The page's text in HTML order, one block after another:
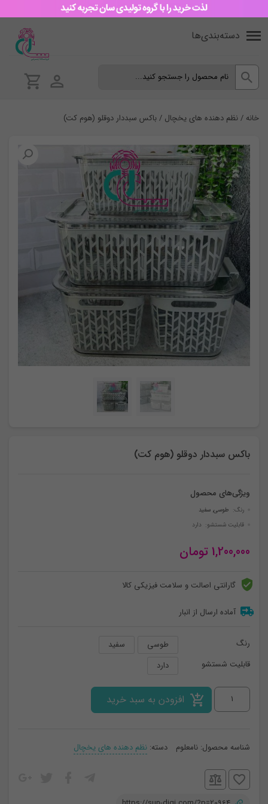
دسته‌بندی‌ها
خانه /نظم دهنده های یخچال / باکس سبددار دوقلو (هوم کت)
باکس سبددار دوقلو (هوم کت)
ویژگی‌های محصول
رنگ: طوسی, سفید
قابلیت شستشو: دارد
1,200,000تومان
گارانتی اصالت و سلامت فیزیکی کالا
آماده ارسال از انبار
رنگ طوسی
سفید
قابلیت شستشو
دارد
سبددار
(هوم
کت)
عدد
افزودن به سبد خرید
شناسه محصول: نامعلوم دسته: نظم دهنده های یخچال